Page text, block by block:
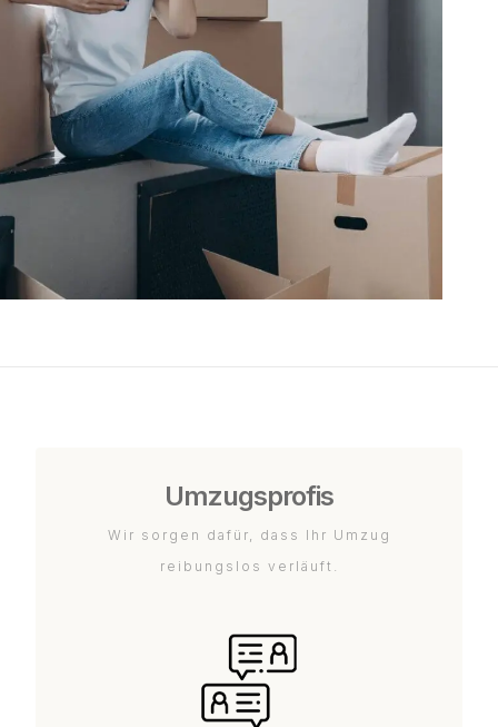
Umzugsprofis
Wir sorgen dafür, dass Ihr Umzug
reibungslos verläuft.